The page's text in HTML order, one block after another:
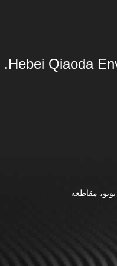
Hebei Qiaoda
بوتو، مقاطعة